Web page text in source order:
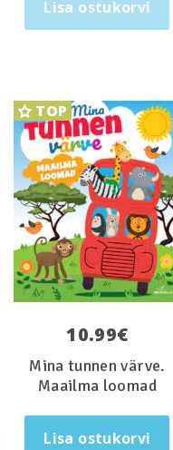
Lisa ostukorvi
TOP
10.99€
Mina tunnen värve.
Maailma loomad
Lisa ostukorvi